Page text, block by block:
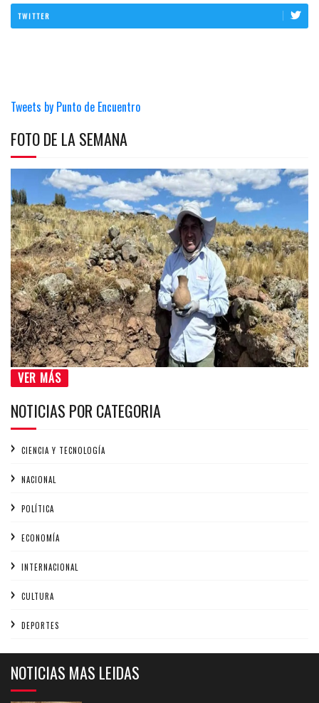
TWITTER
Tweets by Punto de Encuentro
FOTO DE LA SEMANA
VER MÁS
NOTICIAS POR CATEGORIA
CIENCIA Y TECNOLOGÍA
NACIONAL
POLÍTICA
ECONOMÍA
INTERNACIONAL
CULTURA
DEPORTES
NOTICIAS MAS LEIDAS